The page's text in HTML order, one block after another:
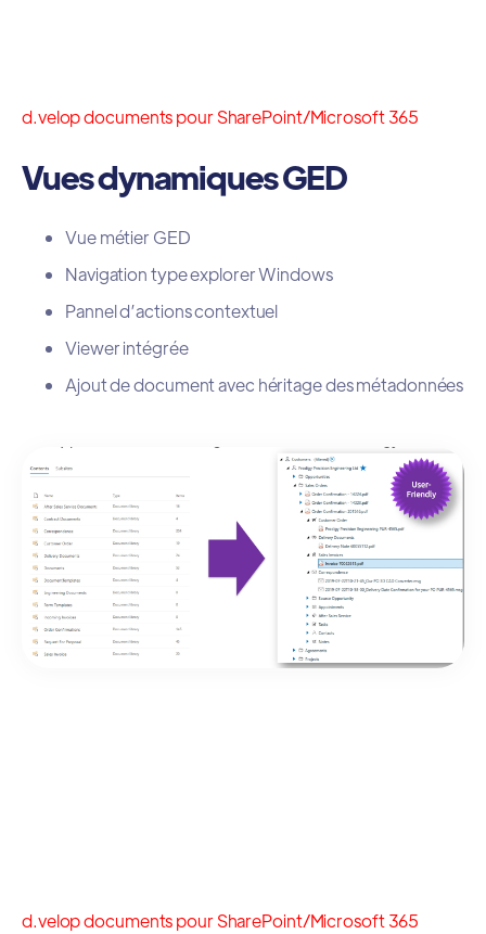
d.velop documents pour SharePoint/Microsoft 365
Vues dynamiques GED
Vue métier GED
Navigation type explorer Windows
Pannel d’actions contextuel
Viewer intégrée
Ajout de document avec héritage des métadonnées
d.velop documents pour SharePoint/Microsoft 365